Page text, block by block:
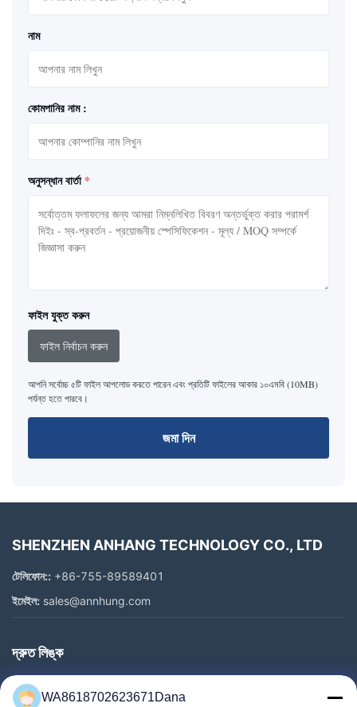
নাম
কোমপানির নাম :
অনুসন্ধান বার্তা *
ফাইল যুক্ত করুন
ফাইল নির্বাচন করুন
আপনি সর্বোচ্চ ৫টি ফাইল আপলোড করতে পারেন এবং প্রতিটি ফাইলের আকার ১০এমবি (10MB)
পর্যন্ত হতে পারবে।
জমা দিন
SHENZHEN ANHANG TECHNOLOGY CO., LTD
টেলিফোন:: +86-755-89589401
ইমেইল: sales@annhung.com
দ্রুত লিঙ্ক
বাড়ি
WA8618702623671Dana